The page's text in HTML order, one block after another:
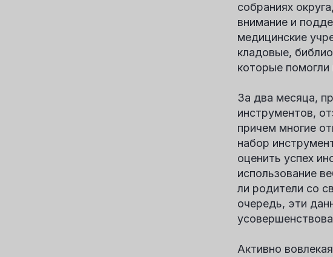
собраниях
внимание и
медицинские
кладовые,
которые помогли
За два месяца,
инструментов,
причем многие
набор
оценить успех
использование
ли родители со
очередь, эти
Активно